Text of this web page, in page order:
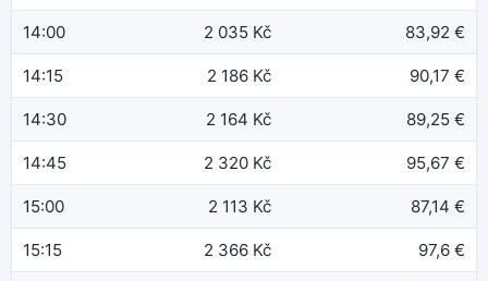
14:00 2 035 Kč 83,92 €
14:15 2 186 Kč 90,17 €
14:30 2 164 Kč 89,25 €
14:45 2 320 Kč 95,67 €
15:00 2 113 Kč 87,14 €
15:15 2 366 Kč 97,6 €